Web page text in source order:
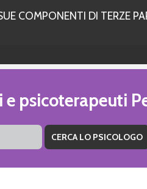
COMPONENTI DI TERZE
psicoterapeuti